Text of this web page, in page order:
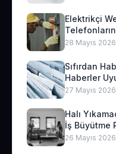
Elektrikçi
28 Mayıs 2026
Sıfırdan
Haberler
27 Mayıs 2026
Halı
İş Büyütme
26 Mayıs 2026